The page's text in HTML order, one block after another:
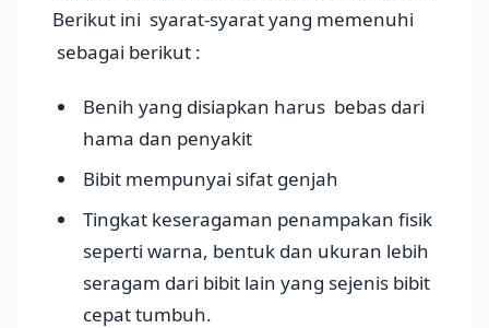
Berikut ini syarat-syarat yang memenuhi
sebagai berikut :
Benih yang disiapkan harus bebas dari
hama dan penyakit
Bibit mempunyai sifat genjah
Tingkat keseragaman penampakan fisik
seperti warna, bentuk dan ukuran lebih
seragam dari bibit lain yang sejenis bibit
cepat tumbuh.